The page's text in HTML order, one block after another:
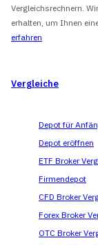
Vergleichsrechnern.
erhalten, um Ihnen
erfahren
Vergleiche
Depot für
Depot eröffnen
ETF Broker
Firmendepot
CFD Broker
Forex Broker
OTC Broker